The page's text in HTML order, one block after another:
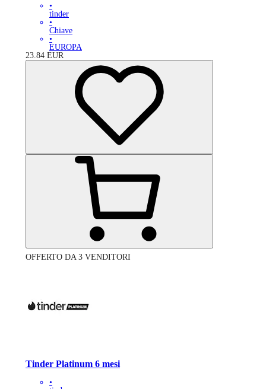
•
tinder
•
Chiave
•
EUROPA
23.84 EUR
OFFERTO DA 3 VENDITORI
Tinder Platinum 6 mesi
•